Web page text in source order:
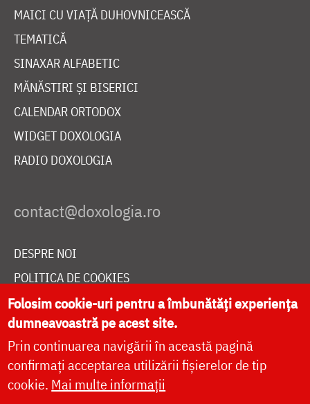
MAICI CU VIAȚĂ DUHOVNICEASCĂ
TEMATICĂ
SINAXAR ALFABETIC
MĂNĂSTIRI ȘI BISERICI
CALENDAR ORTODOX
WIDGET DOXOLOGIA
RADIO DOXOLOGIA
DESPRE NOI
POLITICA DE COOKIES
DONEAZĂ ONLINE PENTRU CATEDRALA NAȚIONALĂ
LIVE
Folosim cookie-uri pentru a îmbunătăți experiența
dumneavoastră pe acest site.
Prin continuarea navigării în această pagină
confirmați acceptarea utilizării fișierelor de tip
cookie. Mai multe informații